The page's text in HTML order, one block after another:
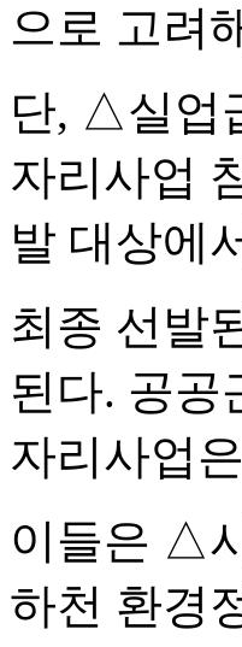
으로 고려
단, △실업
자리사업
발 대상에
최종 선발
된다. 공공
자리사업
이들은 △
하천 환경